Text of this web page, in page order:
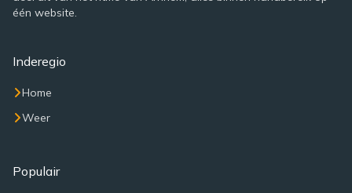
één website.
Inderegio
Home
Weer
Populair